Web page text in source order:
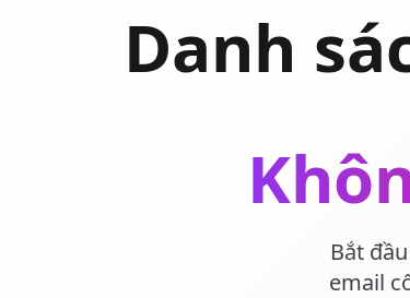
Danh
Bắt
email